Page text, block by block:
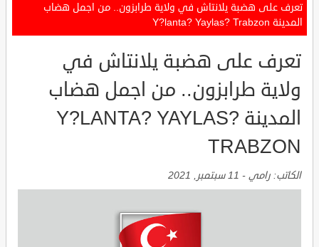
تعرف على هضبة يلانتاش في ولاية طرابزون.. من اجمل هضاب
المدينة Y?lanta? Yaylas? Trabzon
تعرف على هضبة يلانتاش في
ولاية طرابزون.. من اجمل هضاب
المدينة Y?LANTA? YAYLAS?
TRABZON
الكاتب: رامي - 11 سبتمبر, 2021